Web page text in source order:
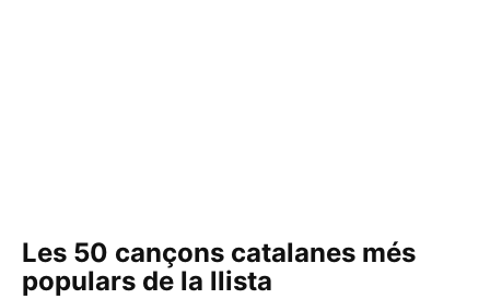
Les 50 cançons catalanes més
populars de la llista